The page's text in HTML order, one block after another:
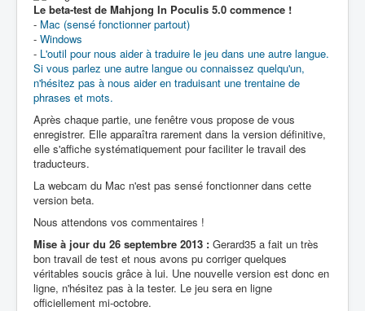
Le beta-test de Mahjong In Poculis 5.0 commence !
- Mac (sensé fonctionner partout)
- Windows
- L'outil pour nous aider à traduire le jeu dans une autre langue.
Si vous parlez une autre langue ou connaissez quelqu'un,
n'hésitez pas à nous aider en traduisant une trentaine de
phrases et mots.
Après chaque partie, une fenêtre vous propose de vous
enregistrer. Elle apparaîtra rarement dans la version définitive,
elle s'affiche systématiquement pour faciliter le travail des
traducteurs.
La webcam du Mac n'est pas sensé fonctionner dans cette
version beta.
Nous attendons vos commentaires !
Mise à jour du 26 septembre 2013 : Gerard35 a fait un très
bon travail de test et nous avons pu corriger quelques
véritables soucis grâce à lui. Une nouvelle version est donc en
ligne, n'hésitez pas à la tester. Le jeu sera en ligne
officiellement mi-octobre.